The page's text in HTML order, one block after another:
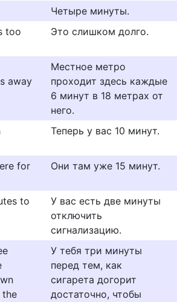
Четыре минуты.
too
Это слишком долго.
away
Местное метро
проходит здесь каждые
6 минут в 18 метрах от
него.
Теперь у вас 10 минут.
for
Они там уже 15 минут.
to
У вас есть две минуты
отключить
сигнализацию.
У тебя три минуты
перед тем, как
сигарета догорит
достаточно, чтобы